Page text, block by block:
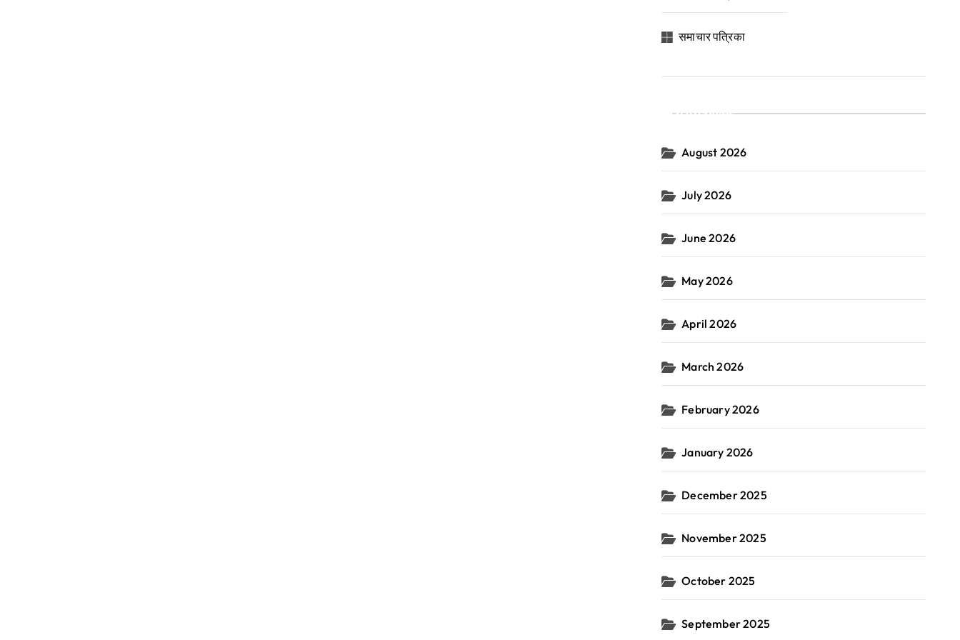
समाचार पत्रिका
Archives
August 2026
July 2026
June 2026
May 2026
April 2026
March 2026
February 2026
January 2026
December 2025
November 2025
October 2025
September 2025